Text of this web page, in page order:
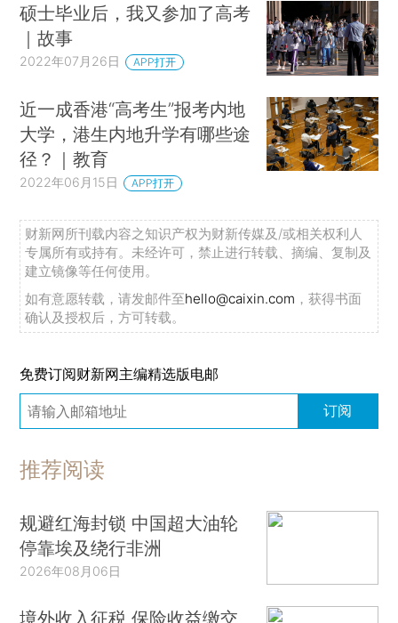
硕士毕业后，我又参加了高考
｜故事
2022年07月26日 APP打开
近一成香港“高考生”报考内地
大学，港生内地升学有哪些途
径？｜教育
2022年06月15日 APP打开
财新网所刊载内容之知识产权为财新传媒及/或相关权利人
专属所有或持有。未经许可，禁止进行转载、摘编、复制及
建立镜像等任何使用。
如有意愿转载，请发邮件至hello@caixin.com ，获得书面
确认及授权后，方可转载。
免费订阅财新网主编精选版电邮
订阅
推荐阅读
规避红海封锁 中国超大油轮
停靠埃及绕行非洲
2026年08月06日
境外收入征税 保险收益缴交